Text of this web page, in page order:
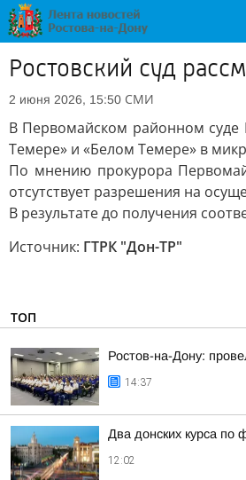
Ростовский суд
2 июня 2026, 15:50 СМИ
В Первомайском районном суде
Темере» и «Белом Темере» в
По мнению прокурора
отсутствует разрешения на
В результате до получения
Источник: ГТРК "Дон-ТР"
ТОП
Ростов-на-Дону:
14:37
Два донских курса по
12:02